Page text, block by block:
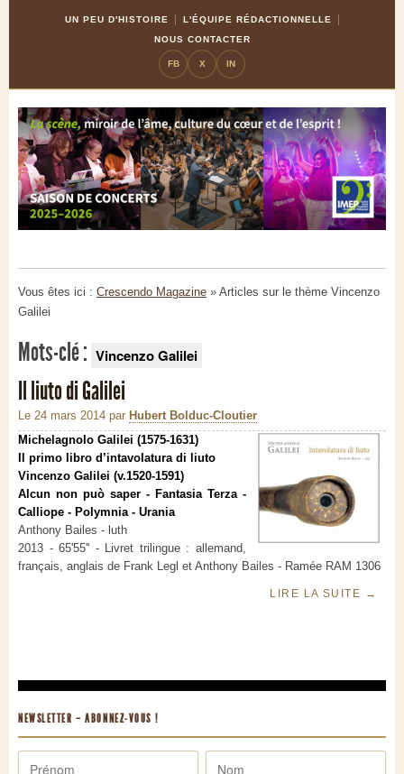
UN PEU D'HISTOIRE
L'ÉQUIPE RÉDACTIONNELLE
NOUS CONTACTER
FB X IN
Vous êtes ici : Crescendo Magazine » Articles sur le thème Vincenzo
Galilei
Mots-clé : Vincenzo Galilei
Il liuto di Galilei
Le 24 mars 2014 par Hubert Bolduc-Cloutier
Michelagnolo Galilei (1575-1631)
Il primo libro d’intavolatura di liuto
Vincenzo Galilei (v.1520-1591)
Alcun non può saper - Fantasia Terza -
Calliope - Polymnia - Urania
Anthony Bailes - luth
2013 - 65'55'' - Livret trilingue : allemand,
français, anglais de Frank Legl et Anthony Bailes - Ramée RAM 1306
LIRE LA SUITE →
NEWSLETTER – ABONNEZ-VOUS !